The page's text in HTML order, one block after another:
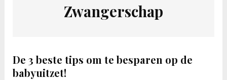
Zwangerschap
De 3 beste tips om te besparen op de
babyuitzet!